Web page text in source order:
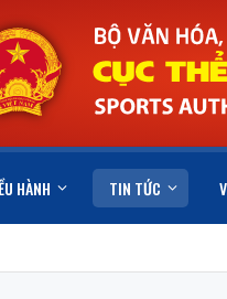
HÀNH TIN TỨC